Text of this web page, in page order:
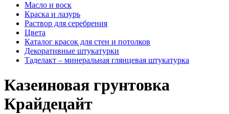
Масло и воск
Краска и лазурь
Раствор для серебрения
Цвета
Каталог красок для стен и потолков
Декоративные штукатурки
Таделакт – минеральная глянцевая штукатурка
Казеиновая грунтовка
Крайдецайт